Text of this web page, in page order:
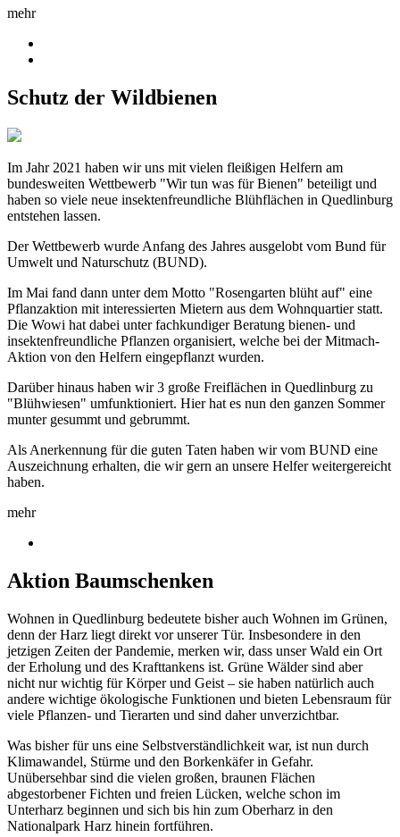
mehr
Schutz der Wildbienen
Im Jahr 2021 haben wir uns mit vielen fleißigen Helfern am
bundesweiten Wettbewerb "Wir tun was für Bienen" beteiligt und
haben so viele neue insektenfreundliche Blühflächen in Quedlinburg
entstehen lassen.
Der Wettbewerb wurde Anfang des Jahres ausgelobt vom Bund für
Umwelt und Naturschutz (BUND).
Im Mai fand dann unter dem Motto "Rosengarten blüht auf" eine
Pflanzaktion mit interessierten Mietern aus dem Wohnquartier statt.
Die Wowi hat dabei unter fachkundiger Beratung bienen- und
insektenfreundliche Pflanzen organisiert, welche bei der Mitmach-
Aktion von den Helfern eingepflanzt wurden.
Darüber hinaus haben wir 3 große Freiflächen in Quedlinburg zu
"Blühwiesen" umfunktioniert. Hier hat es nun den ganzen Sommer
munter gesummt und gebrummt.
Als Anerkennung für die guten Taten haben wir vom BUND eine
Auszeichnung erhalten, die wir gern an unsere Helfer weitergereicht
haben.
mehr
Aktion Baumschenken
Wohnen in Quedlinburg bedeutete bisher auch Wohnen im Grünen,
denn der Harz liegt direkt vor unserer Tür. Insbesondere in den
jetzigen Zeiten der Pandemie, merken wir, dass unser Wald ein Ort
der Erholung und des Krafttankens ist. Grüne Wälder sind aber
nicht nur wichtig für Körper und Geist – sie haben natürlich auch
andere wichtige ökologische Funktionen und bieten Lebensraum für
viele Pflanzen- und Tierarten und sind daher unverzichtbar.
Was bisher für uns eine Selbstverständlichkeit war, ist nun durch
Klimawandel, Stürme und den Borkenkäfer in Gefahr.
Unübersehbar sind die vielen großen, braunen Flächen
abgestorbener Fichten und freien Lücken, welche schon im
Unterharz beginnen und sich bis hin zum Oberharz in den
Nationalpark Harz hinein fortführen.